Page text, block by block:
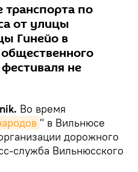
по
от улицы
Гинейо в
не
Во время
" в Вильнюсе
дорожного
служба Вильнюсского